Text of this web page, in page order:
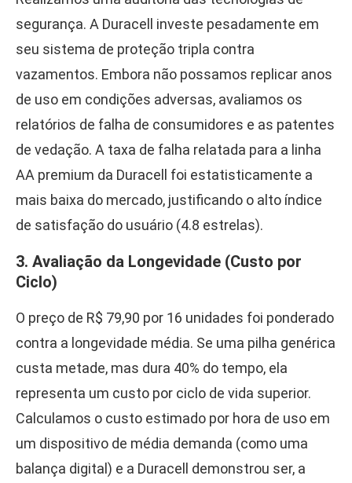
segurança. A Duracell investe pesadamente em
seu sistema de proteção tripla contra
vazamentos. Embora não possamos replicar anos
de uso em condições adversas, avaliamos os
relatórios de falha de consumidores e as patentes
de vedação. A taxa de falha relatada para a linha
AA premium da Duracell foi estatisticamente a
mais baixa do mercado, justificando o alto índice
de satisfação do usuário (4.8 estrelas).
3. Avaliação da Longevidade (Custo por
Ciclo)
O preço de R$ 79,90 por 16 unidades foi ponderado
contra a longevidade média. Se uma pilha genérica
custa metade, mas dura 40% do tempo, ela
representa um custo por ciclo de vida superior.
Calculamos o custo estimado por hora de uso em
um dispositivo de média demanda (como uma
balança digital) e a Duracell demonstrou ser, a